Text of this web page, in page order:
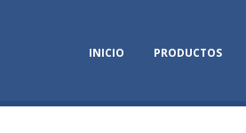
INICIO PRODUCTOS